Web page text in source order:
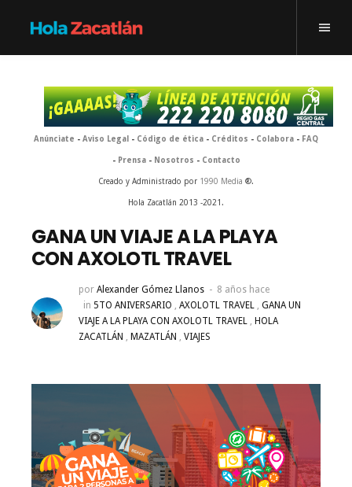
Anúnciate - Aviso Legal - Código de ética - Créditos - Colabora - FAQ
- Prensa- Nosotros - Contacto
Creado y Administrado por 1990 Media ®.
Hola Zacatlán 2013 -2021.
GANA UN VIAJE A LA PLAYA
CON AXOLOTL TRAVEL
por Alexander Gómez Llanos
8 años hace
in 5TO ANIVERSARIO , AXOLOTL TRAVEL , GANA UN
VIAJE A LA PLAYA CON AXOLOTL TRAVEL , HOLA
ZACATLÁN , MAZATLÁN , VIAJES